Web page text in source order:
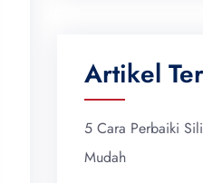
Artikel
5 Cara Perbaiki
Mudah